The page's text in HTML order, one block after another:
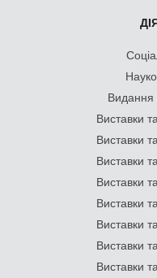
Виставки
Виставки
Виставки
Виставки
Виставки
Виставки
Виставки
Виставки